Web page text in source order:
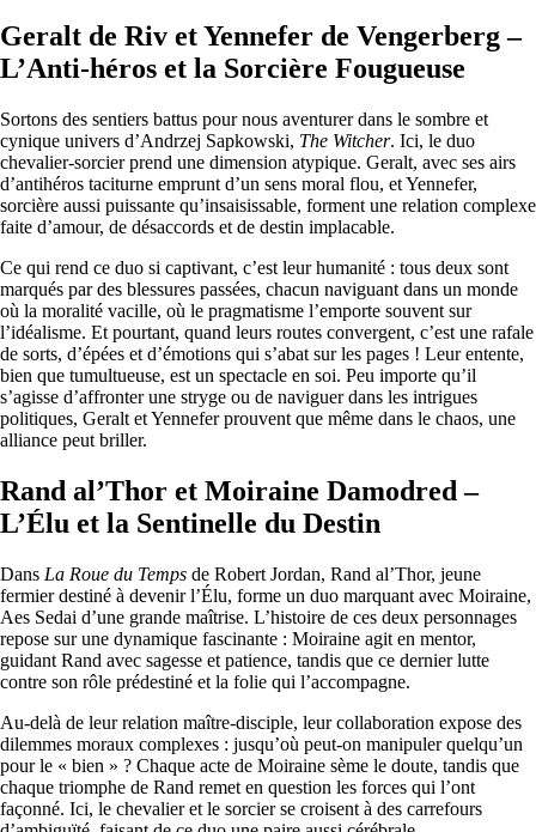
Geralt de Riv et Yennefer de Vengerberg –
L’Anti-héros et la Sorcière Fougueuse
Sortons des sentiers battus pour nous aventurer dans le sombre et
cynique univers d’Andrzej Sapkowski, The Witcher. Ici, le duo
chevalier-sorcier prend une dimension atypique. Geralt, avec ses airs
d’antihéros taciturne emprunt d’un sens moral flou, et Yennefer,
sorcière aussi puissante qu’insaisissable, forment une relation complexe
faite d’amour, de désaccords et de destin implacable.
Ce qui rend ce duo si captivant, c’est leur humanité : tous deux sont
marqués par des blessures passées, chacun naviguant dans un monde
où la moralité vacille, où le pragmatisme l’emporte souvent sur
l’idéalisme. Et pourtant, quand leurs routes convergent, c’est une rafale
de sorts, d’épées et d’émotions qui s’abat sur les pages ! Leur entente,
bien que tumultueuse, est un spectacle en soi. Peu importe qu’il
s’agisse d’affronter une stryge ou de naviguer dans les intrigues
politiques, Geralt et Yennefer prouvent que même dans le chaos, une
alliance peut briller.
Rand al’Thor et Moiraine Damodred –
L’Élu et la Sentinelle du Destin
Dans La Roue du Temps de Robert Jordan, Rand al’Thor, jeune
fermier destiné à devenir l’Élu, forme un duo marquant avec Moiraine,
Aes Sedai d’une grande maîtrise. L’histoire de ces deux personnages
repose sur une dynamique fascinante : Moiraine agit en mentor,
guidant Rand avec sagesse et patience, tandis que ce dernier lutte
contre son rôle prédestiné et la folie qui l’accompagne.
Au-delà de leur relation maître-disciple, leur collaboration expose des
dilemmes moraux complexes : jusqu’où peut-on manipuler quelqu’un
pour le « bien » ? Chaque acte de Moiraine sème le doute, tandis que
chaque triomphe de Rand remet en question les forces qui l’ont
façonné. Ici, le chevalier et le sorcier se croisent à des carrefours